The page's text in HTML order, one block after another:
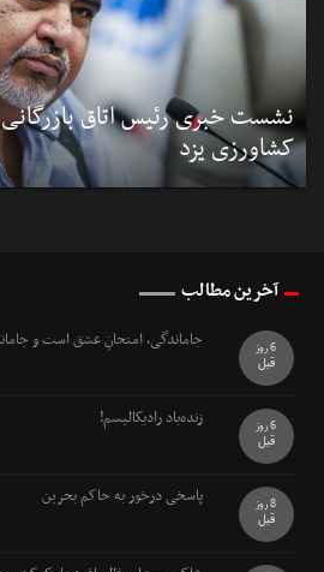
نشست خبری رئیس اتاق
کشاورزی یزد
آخرین مطالب
جاماندگی، امتحانِ عشق است و
6 روز
قبل
زنده‌باد رادیکالیسم!
6 روز
قبل
پاسخی درخور به حاکم بحرین
8 روز
قبل